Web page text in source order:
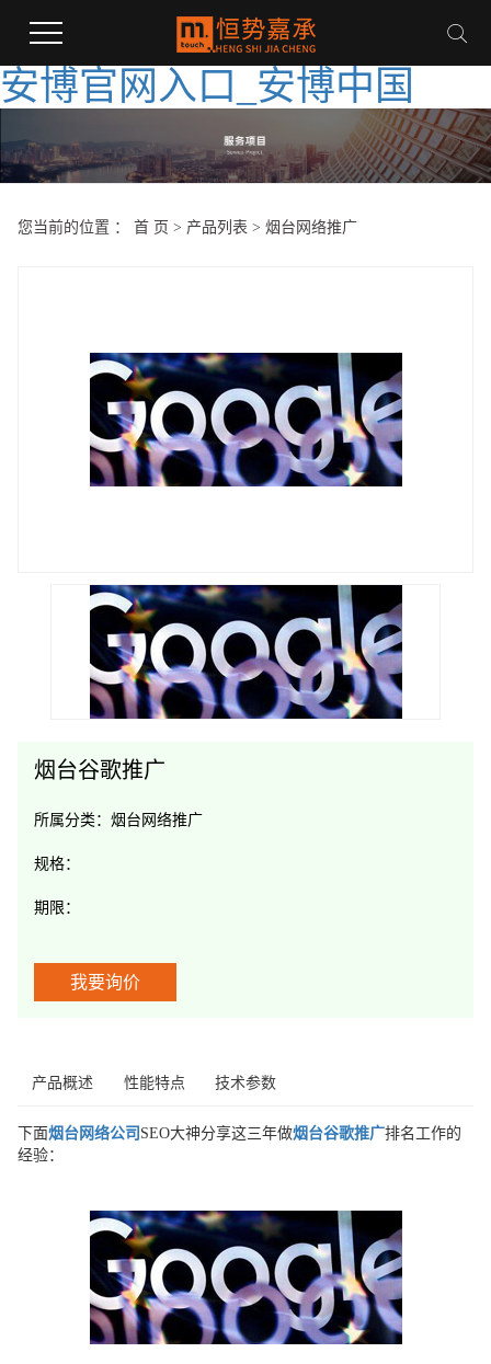
安博官网入口_安博中国
您当前的位置 ： 首 页 > 产品列表 > 烟台网络推广
烟台谷歌推广
所属分类： 烟台网络推广
规格：
期限：
我要询价
产品概述 性能特点 技术参数
下面烟台网络公司 SEO大神分享这三年做烟台谷歌推广排名工作的
经验：